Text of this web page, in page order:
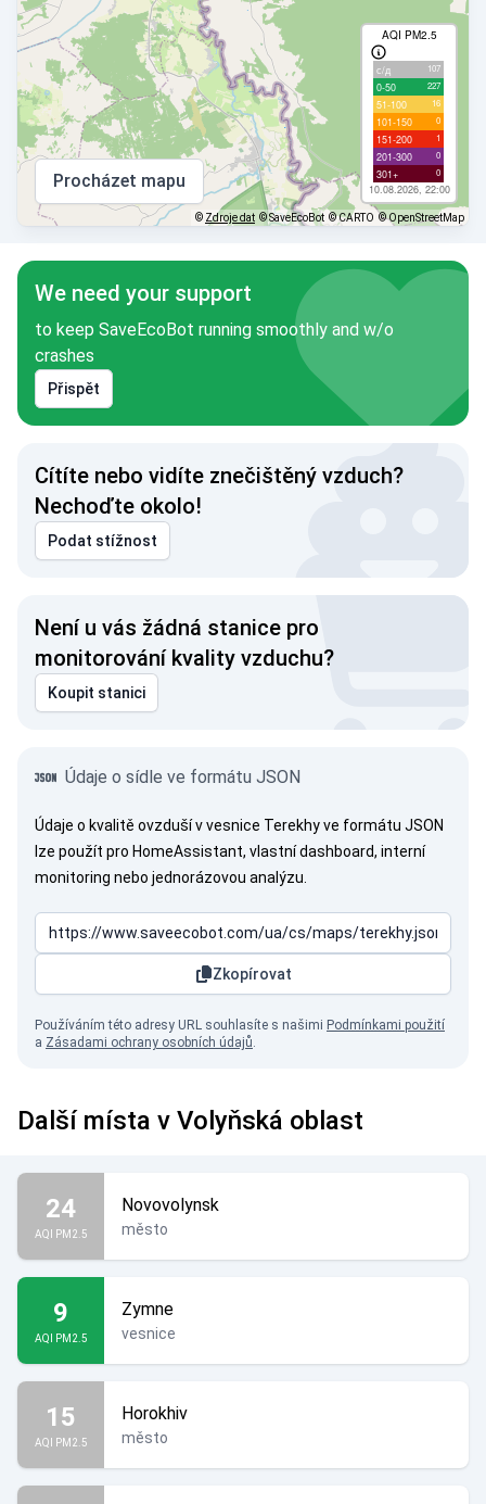
AQI PM2.5
с/д 107
0-50 227
51-100 16
101-150 0
151-200 1
201-300 0
301+ 0
10.08.2026, 22:00
Procházet mapu
© Zdroje dat © SaveEcoBot © CARTO © OpenStreetMap
We need your support
to keep SaveEcoBot running smoothly and w/o
crashes
Přispět
Cítíte nebo vidíte znečištěný vzduch?
Nechoďte okolo!
Podat stížnost
Není u vás žádná stanice pro
monitorování kvality vzduchu?
Koupit stanici
Údaje o sídle ve formátu JSON
Údaje o kvalitě ovzduší v vesnice Terekhy ve formátu JSON
lze použít pro HomeAssistant, vlastní dashboard, interní
monitoring nebo jednorázovou analýzu.
Zkopírovat
Používáním této adresy URL souhlasíte s našimi Podmínkami použití
a Zásadami ochrany osobních údajů.
Další místa v Volyňská oblast
24
AQI PM2.5
Novovolynsk
město
9
AQI PM2.5
Zymne
vesnice
15
AQI PM2.5
Horokhiv
město